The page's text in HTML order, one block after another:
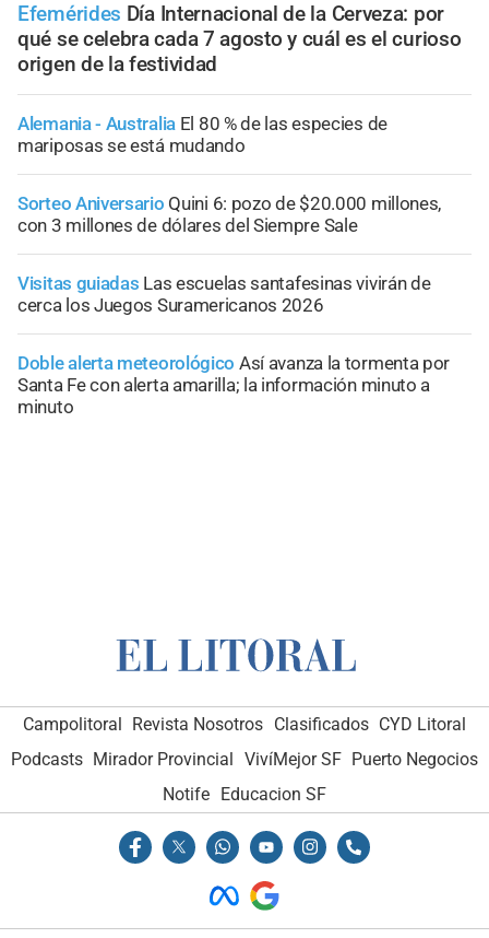
Efemérides Día Internacional de la Cerveza: por
qué se celebra cada 7 agosto y cuál es el curioso
origen de la festividad
Alemania - Australia El 80 % de las especies de
mariposas se está mudando
Sorteo Aniversario Quini 6: pozo de $20.000 millones,
con 3 millones de dólares del Siempre Sale
Visitas guiadas Las escuelas santafesinas vivirán de
cerca los Juegos Suramericanos 2026
Doble alerta meteorológico Así avanza la tormenta por
Santa Fe con alerta amarilla; la información minuto a
minuto
Campolitoral Revista Nosotros Clasificados CYD Litoral
Podcasts Mirador Provincial VivíMejor SF Puerto Negocios
Notife Educacion SF